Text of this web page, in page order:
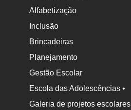
Alfabetização
Inclusão
Brincadeiras
Planejamento
Gestão Escolar
Escola das Adolescências •
Galeria de projetos escolares